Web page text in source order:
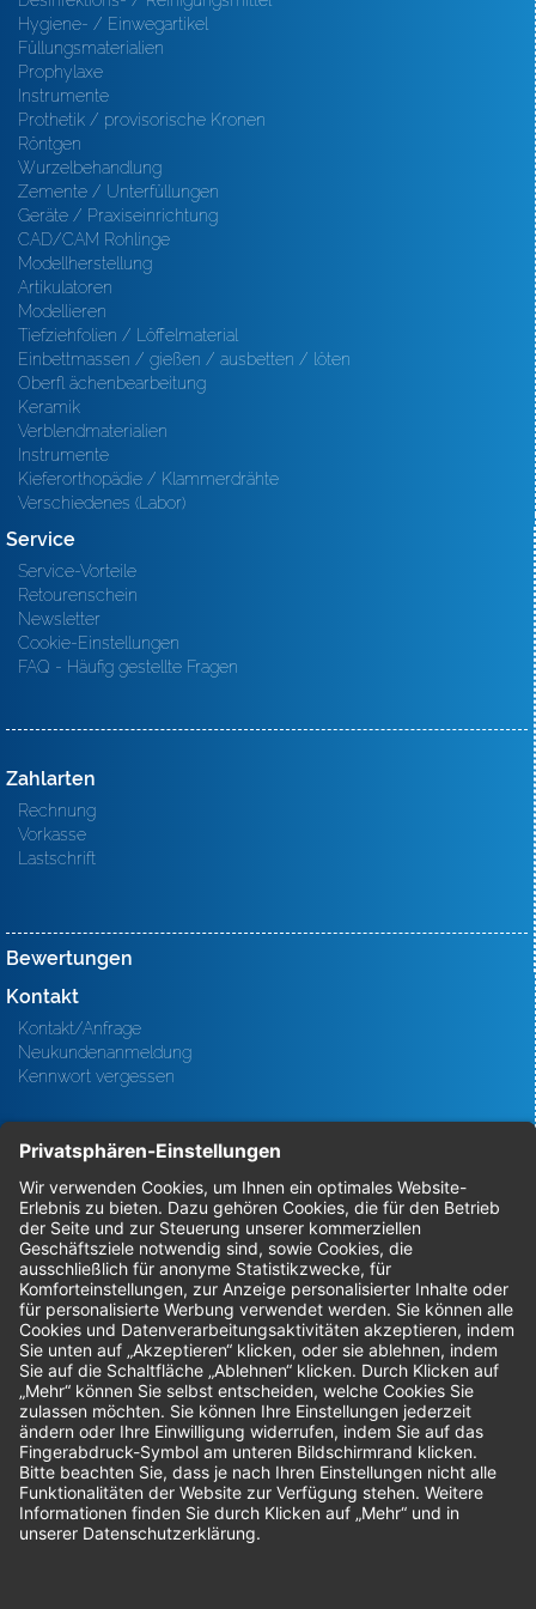
Hygiene- / Einwegartikel
Füllungsmaterialien
Prophylaxe
Instrumente
Prothetik / provisorische Kronen
Röntgen
Wurzelbehandlung
Zemente / Unterfüllungen
Geräte / Praxiseinrichtung
CAD/CAM Rohlinge
Modellherstellung
Artikulatoren
Modellieren
Tiefziehfolien / Löffelmaterial
Einbettmassen / gießen / ausbetten / löten
Oberfl ächenbearbeitung
Keramik
Verblendmaterialien
Instrumente
Kieferorthopädie / Klammerdrähte
Verschiedenes (Labor)
Service
Service-Vorteile
Retourenschein
Newsletter
Cookie-Einstellungen
FAQ - Häufig gestellte Fragen
Zahlarten
Rechnung
Vorkasse
Lastschrift
Bewertungen
Kontakt
Kontakt/Anfrage
Neukundenanmeldung
Kennwort vergessen
Bestellungen
Sendung verfolgen
Geprüfter Shop